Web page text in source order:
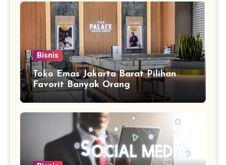
Bisnis
Toko Emas Jakarta Barat Pilihan
Favorit Banyak Orang